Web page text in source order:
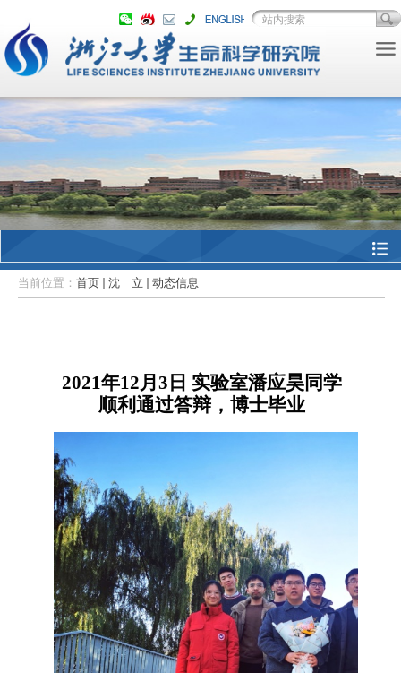
当前位置： 首页 沈 立 动态信息
2021年12月3日 实验室潘应昊同学
顺利通过答辩，博士毕业